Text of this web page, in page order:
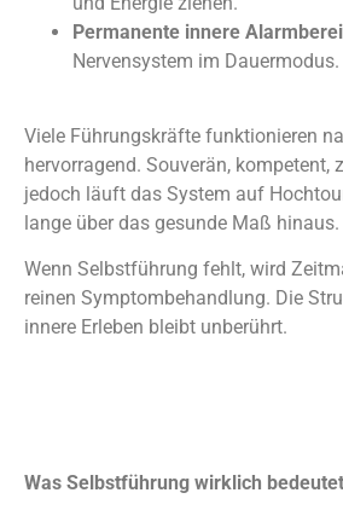
Permanente innere
Nervensystem im Dauermodus.
Viele Führungskräfte funktionieren
hervorragend. Souverän, kompetent,
jedoch läuft das System auf
lange über das gesunde Maß hinaus.
Wenn Selbstführung fehlt, wird
reinen Symptombehandlung. Die
innere Erleben bleibt unberührt.
Was Selbstführung wirklich bedeutet